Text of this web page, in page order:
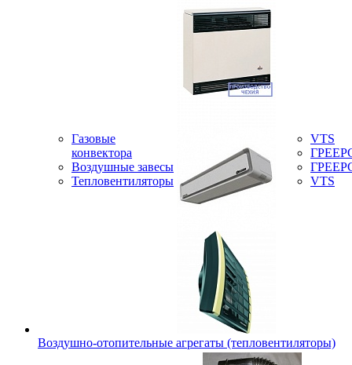
Газовые
конвектора
Воздушные завесы
Тепловентиляторы
VTS
VTS
Воздушно-отопительные агрегаты (тепловентиляторы)